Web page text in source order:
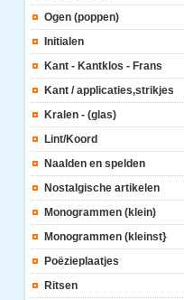
Ogen (poppen)
Initialen
Kant - Kantklos - Frans
Kant / applicaties,strikjes
Kralen - (glas)
Lint/Koord
Naalden en spelden
Nostalgische artikelen
Monogrammen (klein)
Monogrammen (kleinst}
Poëzieplaatjes
Ritsen